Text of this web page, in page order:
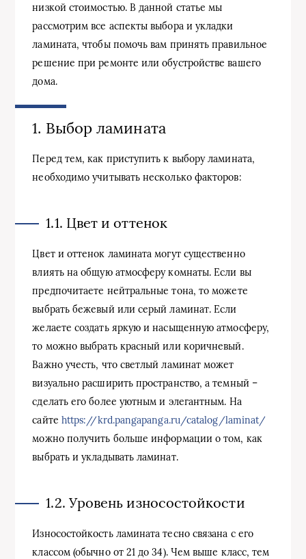
низкой стоимостью. В данной статье мы
рассмотрим все аспекты выбора и укладки
ламината, чтобы помочь вам принять правильное
решение при ремонте или обустройстве вашего
дома.
1. Выбор ламината
Перед тем, как приступить к выбору ламината,
необходимо учитывать несколько факторов:
1.1. Цвет и оттенок
Цвет и оттенок ламината могут существенно
влиять на общую атмосферу комнаты. Если вы
предпочитаете нейтральные тона, то можете
выбрать бежевый или серый ламинат. Если
желаете создать яркую и насыщенную атмосферу,
то можно выбрать красный или коричневый.
Важно учесть, что светлый ламинат может
визуально расширить пространство, а темный –
сделать его более уютным и элегантным. На
сайте https://krd.pangapanga.ru/catalog/laminat/
можно получить больше информации о том, как
выбрать и укладывать ламинат.
1.2. Уровень износостойкости
Износостойкость ламината тесно связана с его
классом (обычно от 21 до 34). Чем выше класс, тем